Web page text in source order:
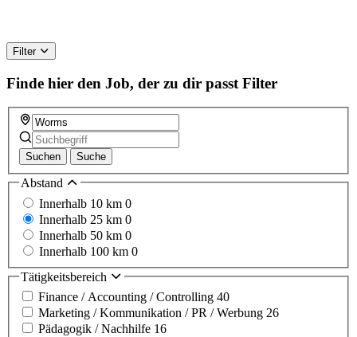
Filter
Finde hier den Job, der zu dir passt Filter
Suchen Suche
Abstand
Innerhalb 10 km 0
Innerhalb 25 km 0
Innerhalb 50 km 0
Innerhalb 100 km 0
Tätigkeitsbereich
Finance / Accounting / Controlling 40
Marketing / Kommunikation / PR / Werbung 26
Pädagogik / Nachhilfe 16